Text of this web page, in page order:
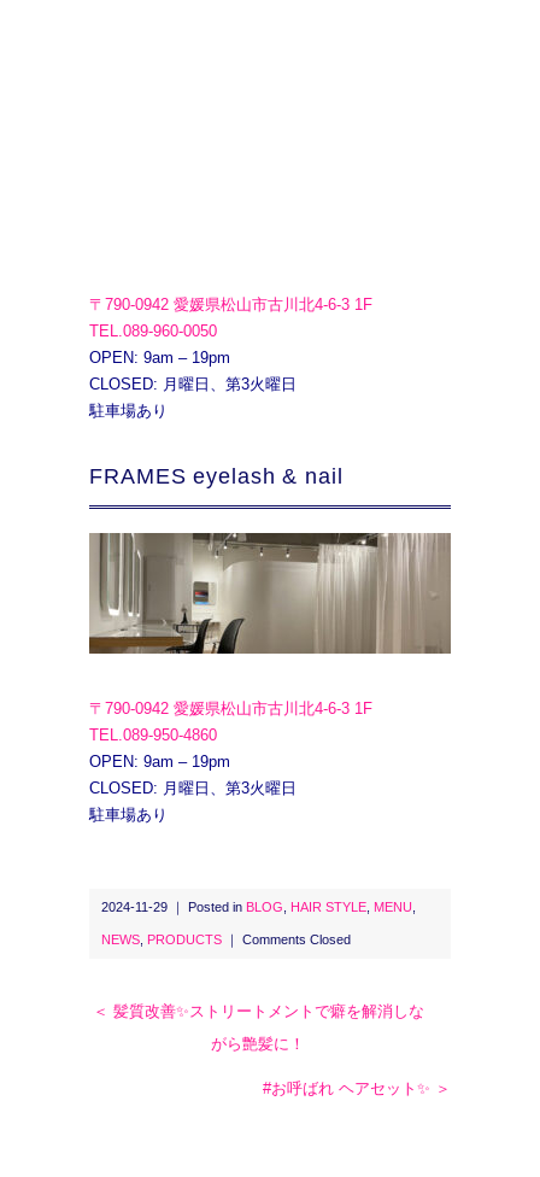
〒790-0942 愛媛県松山市古川北4-6-3 1F
TEL.089-960-0050
OPEN: 9am – 19pm
CLOSED: 月曜日、第3火曜日
駐車場あり
FRAMES eyelash & nail
〒790-0942 愛媛県松山市古川北4-6-3 1F
TEL.089-950-4860
OPEN: 9am – 19pm
CLOSED: 月曜日、第3火曜日
駐車場あり
2024-11-29 ｜ Posted in BLOG HAIR STYLE MENU
NEWS PRODUCTS Comments Closed
＜ 髪質改善✨ストリートメントで癖を解消しな
がら艶髪に！
#お呼ばれ ヘアセット✨ ＞